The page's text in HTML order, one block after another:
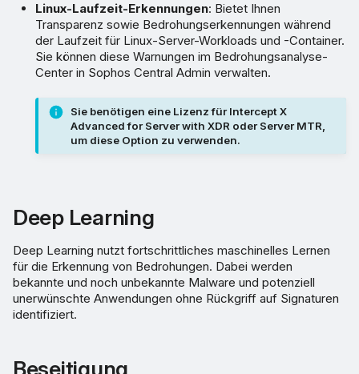
Linux-Laufzeit-Erkennungen: Bietet Ihnen
Transparenz sowie Bedrohungserkennungen während
der Laufzeit für Linux-Server-Workloads und -Container.
Sie können diese Warnungen im Bedrohungsanalyse-
Center in Sophos Central Admin verwalten.
Sie benötigen eine Lizenz für Intercept X
Advanced for Server with XDR oder Server MTR,
um diese Option zu verwenden.
Deep Learning
Deep Learning nutzt fortschrittliches maschinelles Lernen
für die Erkennung von Bedrohungen. Dabei werden
bekannte und noch unbekannte Malware und potenziell
unerwünschte Anwendungen ohne Rückgriff auf Signaturen
identifiziert.
Beseitigung